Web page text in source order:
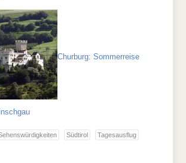
Churburg: Sommerreise
Südtirol Tagesausflug